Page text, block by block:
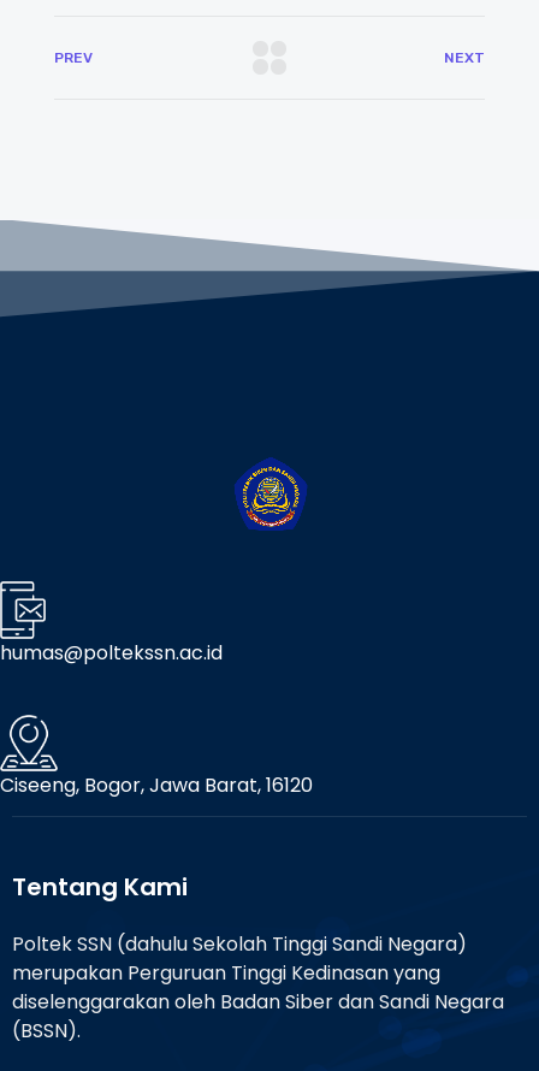
PREV NEXT
humas@poltekssn.ac.id
Ciseeng, Bogor, Jawa Barat, 16120
Tentang Kami
Poltek SSN (dahulu Sekolah Tinggi Sandi Negara)
merupakan Perguruan Tinggi Kedinasan yang
diselenggarakan oleh Badan Siber dan Sandi Negara
(BSSN).